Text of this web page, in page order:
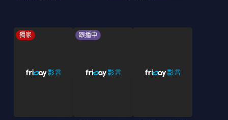
獨家 跟播中